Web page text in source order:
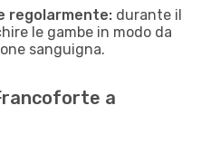
regolarmente: durante il
le gambe in modo da
sanguigna.
a